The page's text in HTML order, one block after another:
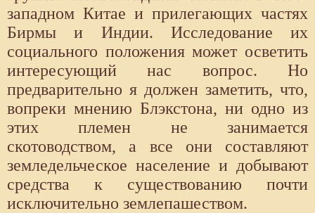
западном Китае и прилегающих частях
Бирмы и Индии. Исследование их
социального положения может осветить
интересующий нас вопрос. Но
предварительно я должен заметить, что,
вопреки мнению Блэкстона, ни одно из
этих племен не занимается
скотоводством, а все они составляют
земледельческое население и добывают
средства к существованию почти
исключительно землепашеством.